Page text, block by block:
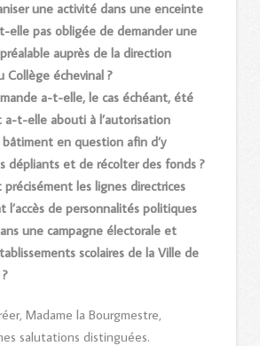
une activité dans une enceinte
elle pas obligée de demander une
auprès de la direction
Collège échevinal ?
a-t-elle, le cas échéant, été
t-elle abouti à l’autorisation
bâtiment en question afin d’y
dépliants et de récolter des fonds ?
les lignes directrices
l’accès de personnalités politiques
une campagne électorale et
scolaires de la Ville de
Madame la Bourgmestre,
salutations distinguées.